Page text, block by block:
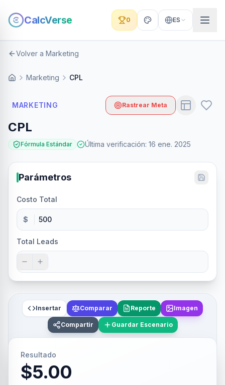
CalcVerse 0 ES
Volver a Marketing
Marketing CPL
MARKETING Rastrear Meta
CPL
Fórmula Estándar Última verificación: 16 ene. 2025
Parámetros
Costo Total
$
Total Leads
Insertar Comparar Reporte Imagen
Compartir Guardar Escenario
Resultado
$5.00